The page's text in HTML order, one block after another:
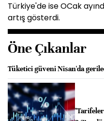
Türkiye'de ise OCak
artış gösterdi.
Öne Çıkanlar
Tüketici güveni Nisan'da